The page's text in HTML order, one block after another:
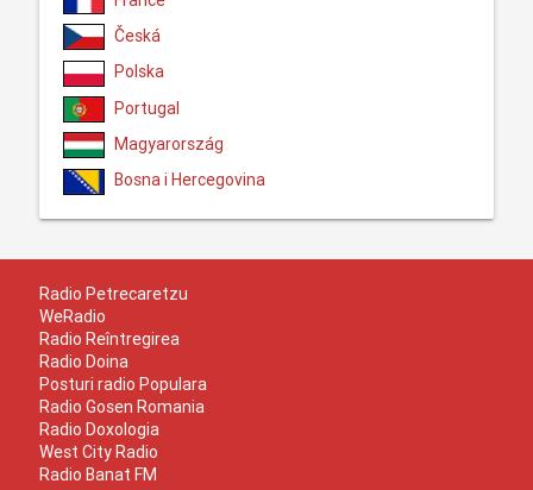
Česká
Polska
Portugal
Magyarország
Bosna i Hercegovina
Radio Petrecaretzu
WeRadio
Radio Reîntregirea
Radio Doina
Posturi radio Populara
Radio Gosen Romania
Radio Doxologia
West City Radio
Radio Banat FM